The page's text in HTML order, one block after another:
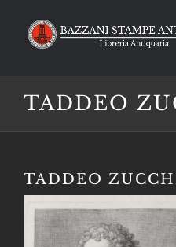
TADDEO
TADDEO